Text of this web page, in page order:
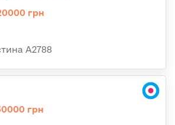
грн
А2788
грн